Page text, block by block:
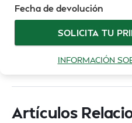
Fecha de devolución
SOLICITA TU
INFORMACIÓN
Artículos